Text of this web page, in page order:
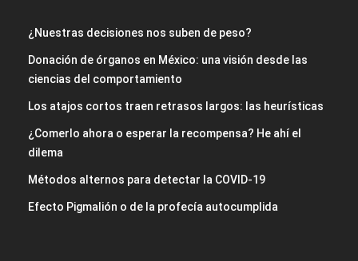
¿Nuestras decisiones nos suben de peso?
Donación de órganos en México: una visión desde las
ciencias del comportamiento
Los atajos cortos traen retrasos largos: las heurísticas
¿Comerlo ahora o esperar la recompensa? He ahí el
dilema
Métodos alternos para detectar la COVID-19
Efecto Pigmalión o de la profecía autocumplida